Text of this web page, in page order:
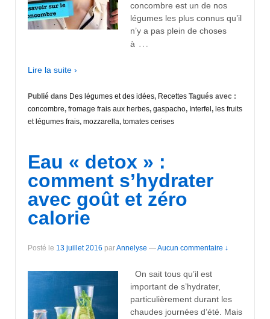
concombre est un de nos
légumes les plus connus qu’il
n’y a pas plein de choses
à …
Lire la suite ›
Publié dans Des légumes et des idées, Recettes Tagués avec :
concombre, fromage frais aux herbes, gaspacho, Interfel, les fruits
et légumes frais, mozzarella, tomates cerises
Eau « detox » :
comment s’hydrater
avec goût et zéro
calorie
Posté le 13 juillet 2016 parAnnelyse —Aucun commentaire ↓
On sait tous qu’il est
important de s’hydrater,
particulièrement durant les
chaudes journées d’été. Mais